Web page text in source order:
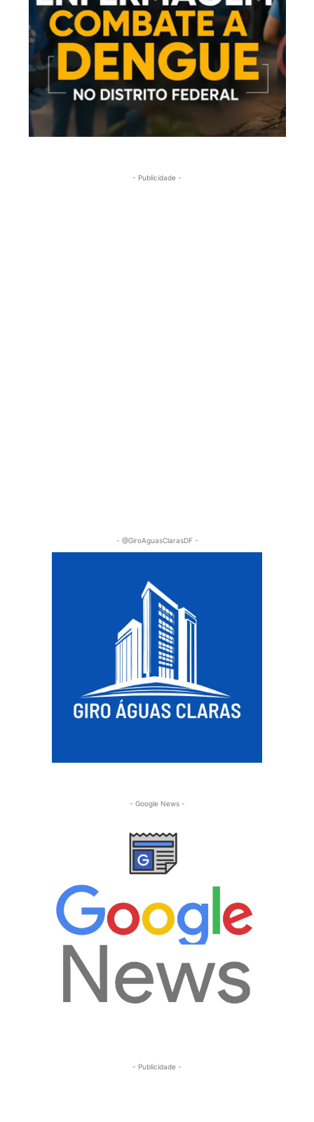
- Publicidade -
- @GiroAguasClarasDF -
- Google News -
- Publicidade -